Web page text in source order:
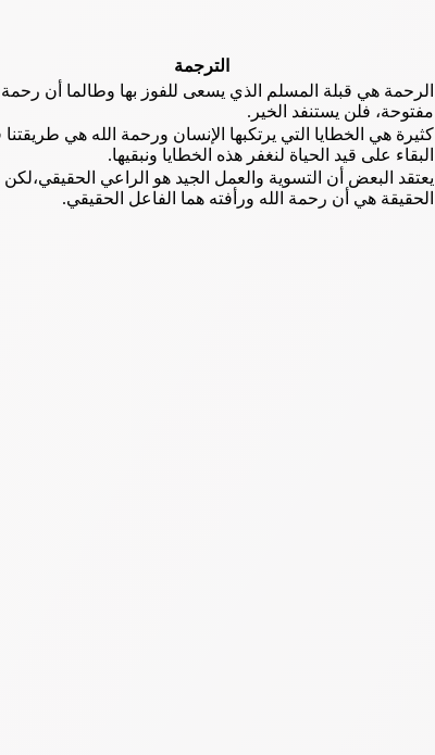
الترجمة
الرحمة هي قبلة المسلم الذي يسعى للفوز بها وطالما أن رحمة
مفتوحة، فلن يستنفد الخير.
كثيرة هي الخطايا التي يرتكبها الإنسان ورحمة الله هي
البقاء على قيد الحياة لنغفر هذه الخطايا ونبقيها.
يعتقد البعض أن التسوية والعمل الجيد هو الراعي الحقيقي،لكن
الحقيقة هي أن رحمة الله ورأفته هما الفاعل الحقيقي.